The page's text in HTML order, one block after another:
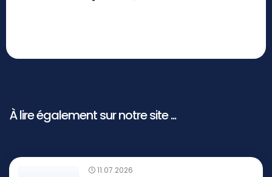
À lire également sur notre site ...
11.07.2026